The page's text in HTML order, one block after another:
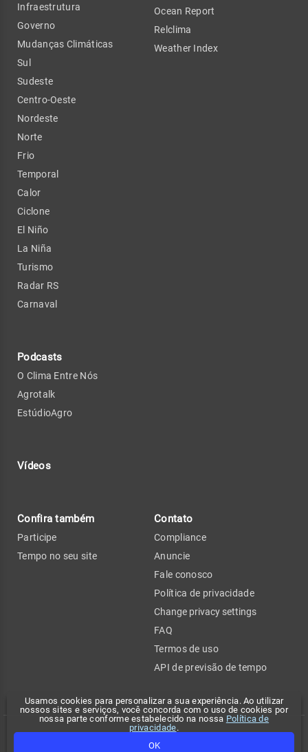
Usamos cookies para personalizar a sua experiência. Ao utilizar
nossos sites e serviços, você concorda com o uso de cookies por
nossa parte conforme estabelecido na nossa Política de
privacidade.
OK
Infraestrutura
Governo
Mudanças Climáticas
Sul
Sudeste
Centro-Oeste
Nordeste
Norte
Frio
Temporal
Calor
Ciclone
El Niño
La Niña
Turismo
Radar RS
Carnaval
Podcasts
O Clima Entre Nós
Agrotalk
EstúdioAgro
Vídeos
Ocean Report
Relclima
Weather Index
Confira também
Participe
Tempo no seu site
Contato
Compliance
Anuncie
Fale conosco
Política de privacidade
Change privacy settings
FAQ
Termos de uso
API de previsão de tempo
Copyright 2026 - Climatempo. Todos os direitos reservados.